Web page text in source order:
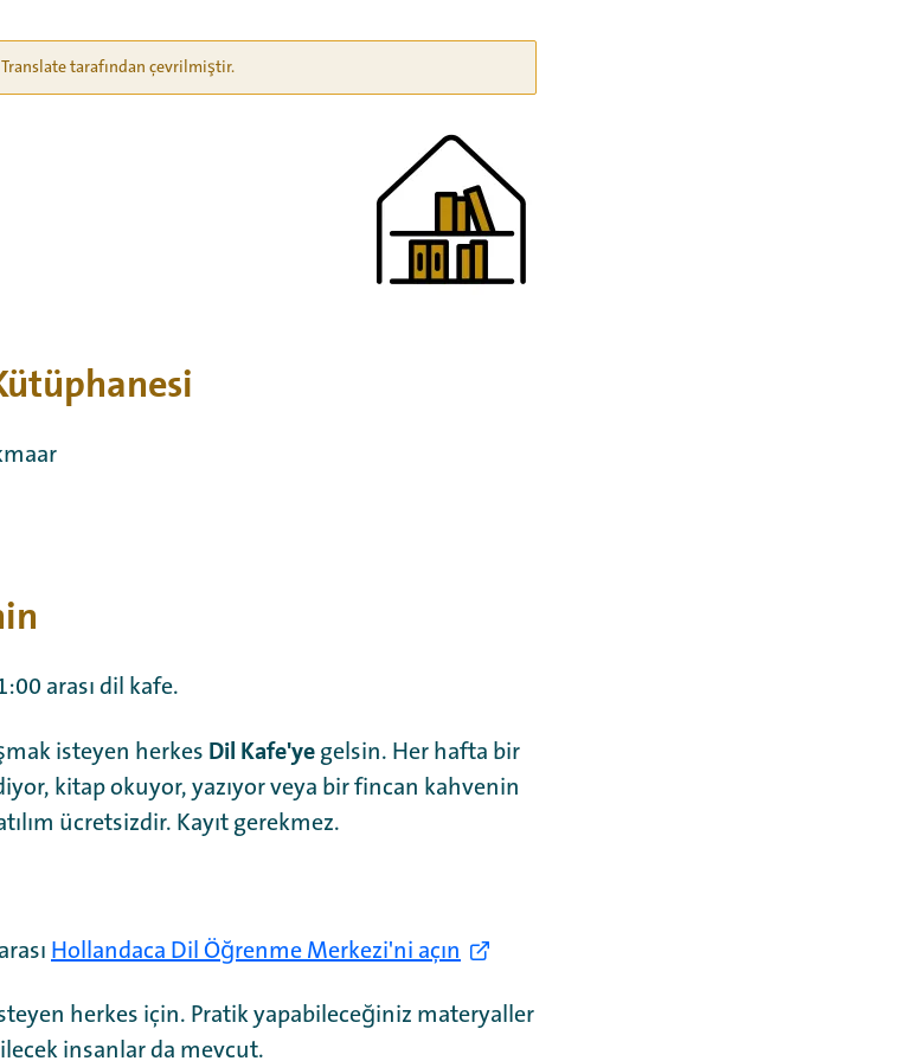
tarafından çevrilmiştir.
arası dil kafe.
isteyen herkes Dil Kafe'ye gelsin. Her hafta bir
kitap okuyor, yazıyor veya bir fincan kahvenin
ücretsizdir. Kayıt gerekmez.
Hollandaca Dil Öğrenme Merkezi'ni açın
herkes için. Pratik yapabileceğiniz materyaller
insanlar da mevcut.